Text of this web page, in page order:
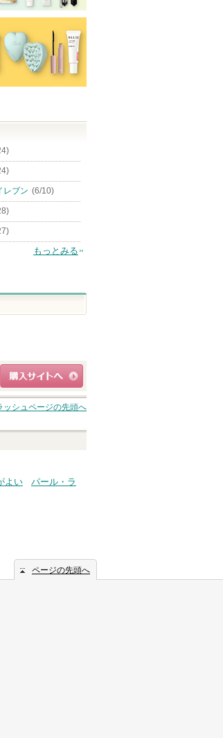
レブン (6/10)
もっとみる
ショッピングサイト
へ
ッシュページの先頭へ
よい
パール・ラ
ページの先頭へ